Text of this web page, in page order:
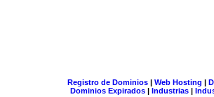
Registro de Dominios| Web Hosting |
Dominios Expirados | Industrias |